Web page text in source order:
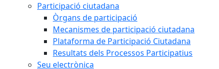
Participació ciutadana
Òrgans de participació
Mecanismes de participació ciutadana
Plataforma de Participació Ciutadana
Resultats dels Processos Participatius
Seu electrònica